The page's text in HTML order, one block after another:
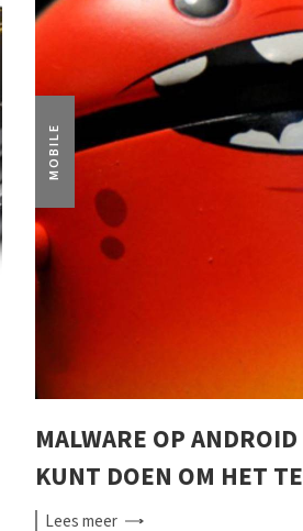
MOBILE
MALWARE OP
KUNT DOEN OM HET
Leesmeer